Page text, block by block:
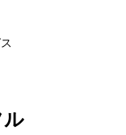
トアー静内店」に移転
ル